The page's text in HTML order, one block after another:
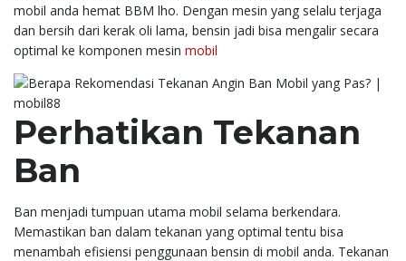
mobil anda hemat BBM lho. Dengan mesin yang selalu terjaga
dan bersih dari kerak oli lama, bensin jadi bisa mengalir secara
optimal ke komponen mesin mobil
Perhatikan Tekanan
Ban
Ban menjadi tumpuan utama mobil selama berkendara.
Memastikan ban dalam tekanan yang optimal tentu bisa
menambah efisiensi penggunaan bensin di mobil anda. Tekanan